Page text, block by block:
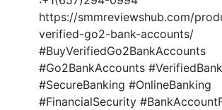
https://smmreviewshub.com/
verified-go2-bank-accounts/
#BuyVerifiedGo2BankAccounts
#Go2BankAccounts
#SecureBanking #OnlineBanking
#FinancialSecurity